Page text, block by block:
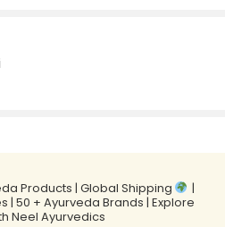
Products | Global Shipping
|
| 50 + Ayurveda Brands | Explore
Neel Ayurvedics